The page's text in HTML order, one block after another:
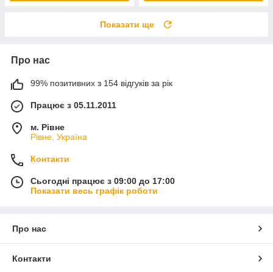
Показати ще
Про нас
99% позитивних з 154 відгуків за рік
Працює з 05.11.2011
м. Рівне
Рівне, Україна
Контакти
Сьогодні працює з 09:00 до 17:00
Показати весь графік роботи
Про нас
Контакти